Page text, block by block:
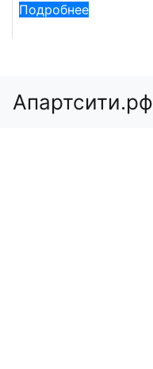
Подробнее
Апартсити.рф